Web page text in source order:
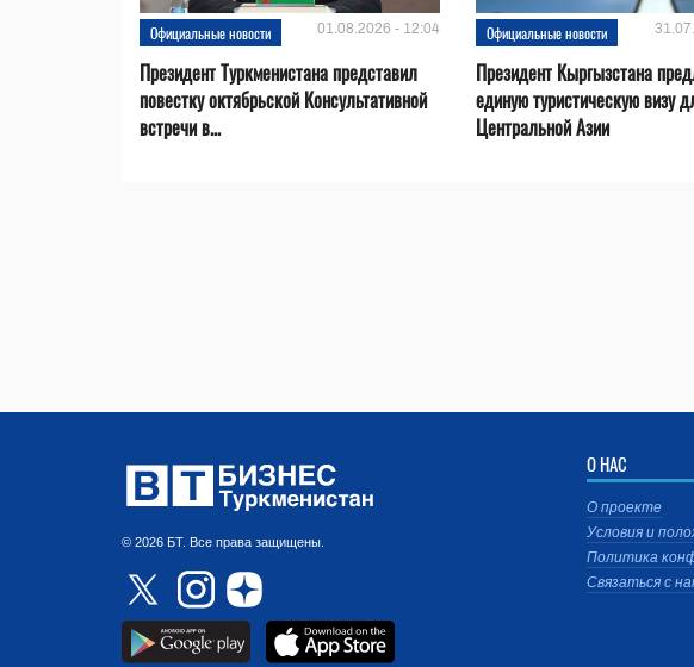
Официальные новости 01.08.2026 - 12:04
Президент Туркменистана представил
повестку октябрьской Консультативной
встречи в...
Официальные новости
Президент Кыргызстана
единую туристическую визу
Центральной Азии
© 2026 БТ. Все права защищены.
О НАС
О проекте
Условия и
Политика
Связаться с